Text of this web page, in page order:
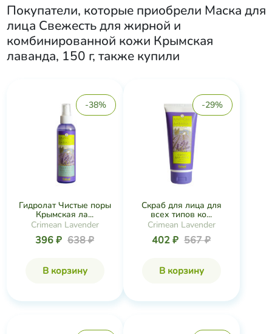
Покупатели, которые приобрели Маска для
лица Свежесть для жирной и
комбинированной кожи Крымская
лаванда, 150 г, также купили
-38%
Гидролат Чистые поры
Крымская ла...
Crimean Lavender
396 ₽ 638 ₽
В корзину
-29%
Скраб для лица для
всех типов ко...
Crimean Lavender
402 ₽ 567 ₽
В корзину